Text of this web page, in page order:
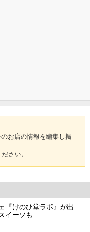
お店の情報を編集し掲
さい。
『けのひ堂ラボ』が出
イーツも